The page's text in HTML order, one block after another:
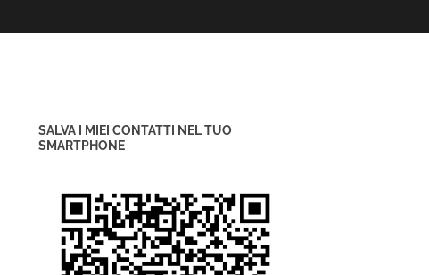
SALVA I MIEI CONTATTI NEL TUO
SMARTPHONE